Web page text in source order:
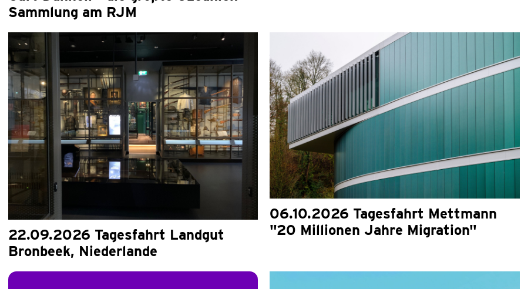
Sammlung am RJM
22.09.2026 Tagesfahrt Landgut
Bronbeek, Niederlande
06.10.2026 Tagesfahrt Mettmann
"20 Millionen Jahre Migration"